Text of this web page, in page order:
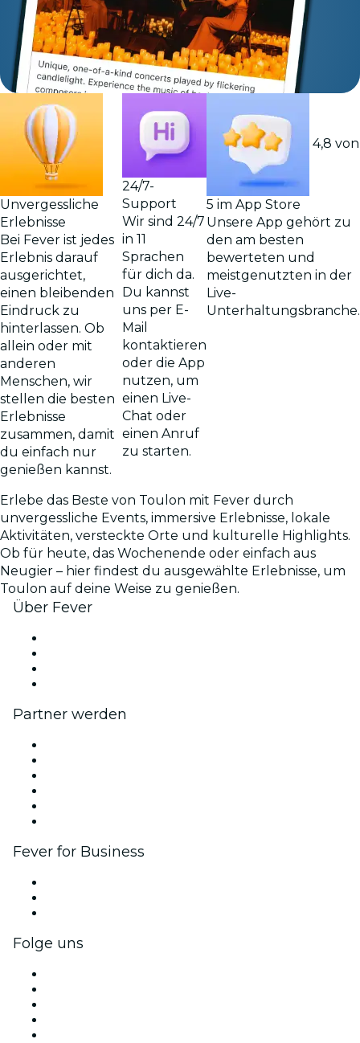
Unvergessliche
Erlebnisse
Bei Fever ist jedes
Erlebnis darauf
ausgerichtet,
einen bleibenden
Eindruck zu
hinterlassen. Ob
allein oder mit
anderen
Menschen, wir
stellen die besten
Erlebnisse
zusammen, damit
du einfach nur
genießen kannst.
24/7-
Support
Wir sind 24/7
in 11
Sprachen
für dich da.
Du kannst
uns per E-
Mail
kontaktieren
oder die App
nutzen, um
einen Live-
Chat oder
einen Anruf
zu starten.
4,8 von
5 im App Store
Unsere App gehört zu
den am besten
bewerteten und
meistgenutzten in der
Live-
Unterhaltungsbranche.
Erlebe das Beste von Toulon mit Fever durch
unvergessliche Events, immersive Erlebnisse, lokale
Aktivitäten, versteckte Orte und kulturelle Highlights.
Ob für heute, das Wochenende oder einfach aus
Neugier – hier findest du ausgewählte Erlebnisse, um
Toulon auf deine Weise zu genießen.
Über Fever
Partner werden
Fever for Business
Folge uns